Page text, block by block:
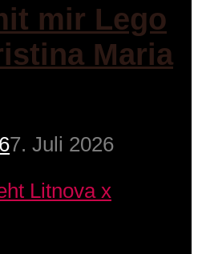
mir Lego
Maria
7. Juli 2026